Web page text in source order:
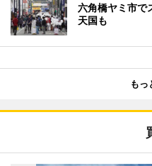
六角橋ヤミ市
天国も
もっ